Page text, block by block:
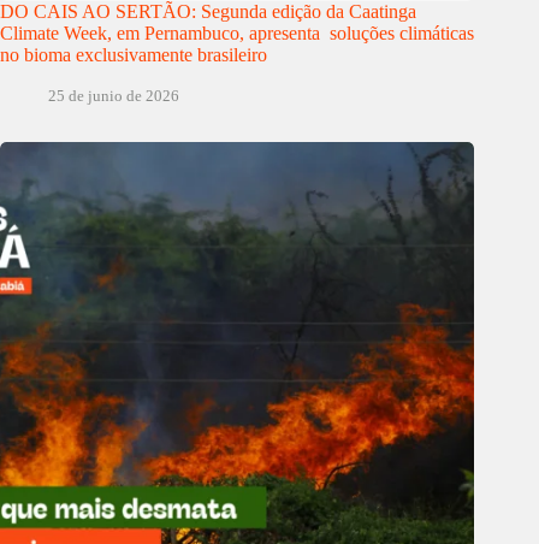
DO CAIS AO SERTÃO: Segunda edição da Caatinga
Climate Week, em Pernambuco, apresenta soluções climáticas
no bioma exclusivamente brasileiro
25 de junio de 2026